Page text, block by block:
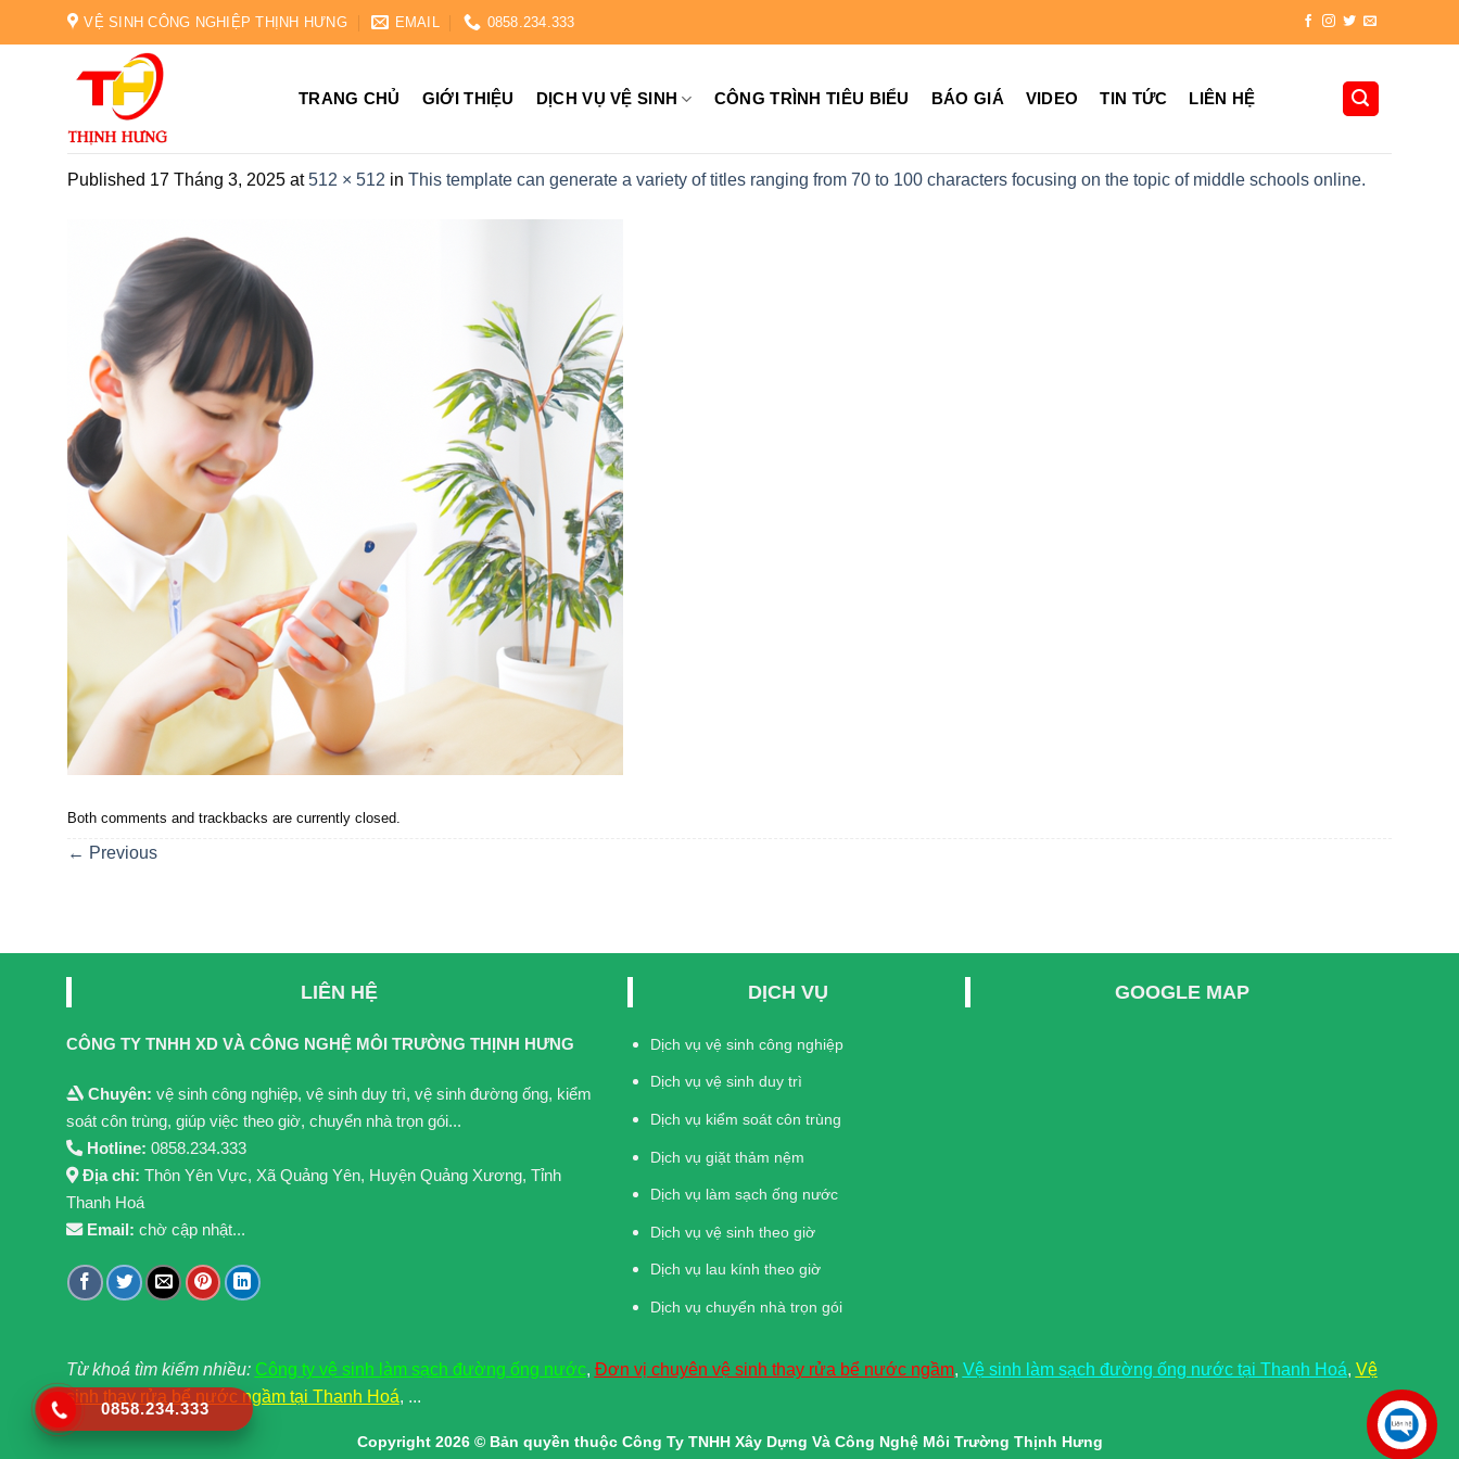
VỆ SINH CÔNG NGHIỆP THỊNH HƯNG EMAIL 0858.234.333
TRANG CHỦ GIỚI THIỆU DỊCH VỤ VỆ SINH CÔNG TRÌNH TIÊU BIỂU BÁO GIÁ VIDEO TIN TỨC LIÊN HỆ
Published 17 Tháng 3, 2025 at512 × 512 in This template can generate a variety of titles ranging from 70 to 100 characters focusing on the topic of middle schools online.
Both comments and trackbacks are currently closed.
← Previous
LIÊN HỆ
CÔNG TY TNHH XD VÀ CÔNG NGHỆ MÔI TRƯỜNG THỊNH HƯNG
Chuyên: vệ sinh công nghiệp, vệ sinh duy trì, vệ sinh đường ống, kiểm
soát côn trùng, giúp việc theo giờ, chuyển nhà trọn gói...
Hotline: 0858.234.333
Địa chỉ: Thôn Yên Vực, Xã Quảng Yên, Huyện Quảng Xương, Tỉnh
Thanh Hoá
Email: chờ cập nhật...
DỊCH VỤ
Dịch vụ vệ sinh công nghiệp
Dịch vụ vệ sinh duy trì
Dịch vụ kiểm soát côn trùng
Dịch vụ giặt thảm nệm
Dịch vụ làm sạch ống nước
Dịch vụ vệ sinh theo giờ
Dịch vụ lau kính theo giờ
Dịch vụ chuyển nhà trọn gói
GOOGLE MAP
Từ khoá tìm kiểm nhiều: Công ty vệ sinh làm sạch đường ống nước, Đơn vị chuyên vệ sinh thay rửa bể nước ngầm, Vệ sinh làm sạch đường ống nước tại Thanh Hoá, Vệ
sinh thay rửa bể nước ngầm tại Thanh Hoá, ...
Copyright 2026 © Bản quyền thuộc Công Ty TNHH Xây Dựng Và Công Nghệ Môi Trường Thịnh Hưng
0858.234.333